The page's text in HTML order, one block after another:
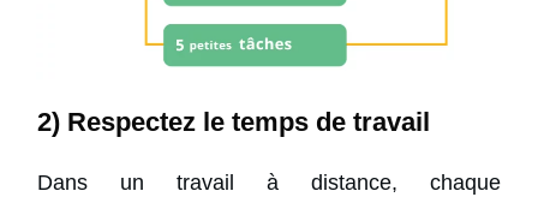
2) Respectez le temps de travail
Dans un travail à distance, chaque